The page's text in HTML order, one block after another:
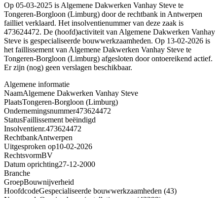
Op 05-03-2025 is Algemene Dakwerken Vanhay Steve te
Tongeren-Borgloon (Limburg) door de rechtbank in Antwerpen
failliet verklaard. Het insolventienummer van deze zaak is
473624472. De (hoofd)activiteit van Algemene Dakwerken Vanhay
Steve is gespecialiseerde bouwwerkzaamheden. Op 13-02-2026 is
het faillissement van Algemene Dakwerken Vanhay Steve te
Tongeren-Borgloon (Limburg) afgesloten door ontoereikend actief.
Er zijn (nog) geen verslagen beschikbaar.
Algemene informatie
NaamAlgemene Dakwerken Vanhay Steve
PlaatsTongeren-Borgloon (Limburg)
Ondernemingsnummer473624472
StatusFaillissement beëindigd
Insolventienr.473624472
RechtbankAntwerpen
Uitgesproken op10-02-2026
RechtsvormBV
Datum oprichting27-12-2000
Branche
GroepBouwnijverheid
HoofdcodeGespecialiseerde bouwwerkzaamheden (43)